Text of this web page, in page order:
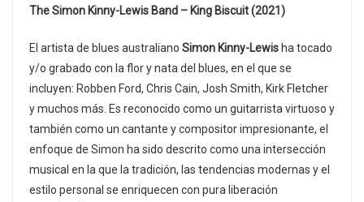
The Simon Kinny-Lewis Band – King Biscuit (2021)
El artista de blues australiano Simon Kinny-Lewis ha tocado
y/o grabado con la flor y nata del blues, en el que se
incluyen: Robben Ford, Chris Cain, Josh Smith, Kirk Fletcher
y muchos más. Es reconocido como un guitarrista virtuoso y
también como un cantante y compositor impresionante, el
enfoque de Simon ha sido descrito como una intersección
musical en la que la tradición, las tendencias modernas y el
estilo personal se enriquecen con pura liberación